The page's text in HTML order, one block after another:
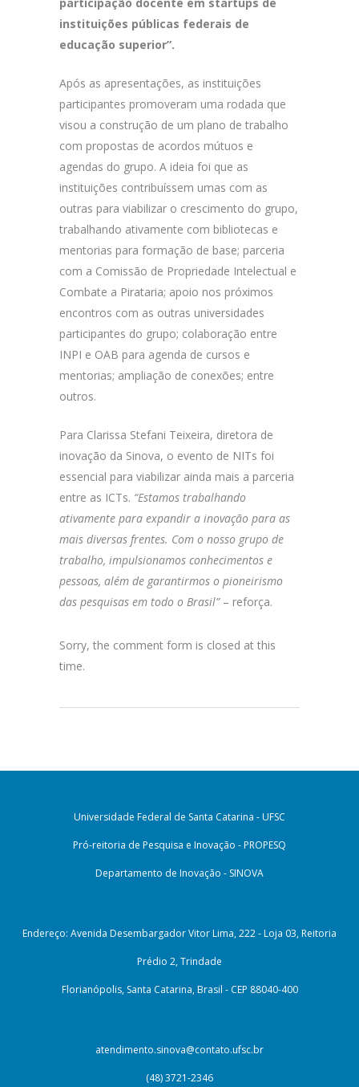
instituições públicas federais de
educação superior”.
Após as apresentações, as instituições
participantes promoveram uma rodada que
visou a construção de um plano de trabalho
com propostas de acordos mútuos e
agendas do grupo. A ideia foi que as
instituições contribuíssem umas com as
outras para viabilizar o crescimento do grupo,
trabalhando ativamente com bibliotecas e
mentorias para formação de base; parceria
com a Comissão de Propriedade Intelectual e
Combate a Pirataria; apoio nos próximos
encontros com as outras universidades
participantes do grupo; colaboração entre
INPI e OAB para agenda de cursos e
mentorias; ampliação de conexões; entre
outros.
Para Clarissa Stefani Teixeira, diretora de
inovação da Sinova, o evento de NITs foi
essencial para viabilizar ainda mais a parceria
entre as ICTs. “Estamos trabalhando
ativamente para expandir a inovação para as
mais diversas frentes. Com o nosso grupo de
trabalho, impulsionamos conhecimentos e
pessoas, além de garantirmos o pioneirismo
das pesquisas em todo o Brasil” – reforça.
Sorry, the comment form is closed at this
time.
Universidade Federal de Santa Catarina - UFSC
Pró-reitoria de Pesquisa e Inovação - PROPESQ
Departamento de Inovação - SINOVA
Endereço: Avenida Desembargador Vitor Lima, 222 - Loja 03, Reitoria
Prédio 2, Trindade
Florianópolis, Santa Catarina, Brasil - CEP 88040-400
atendimento.sinova@contato.ufsc.br
(48) 3721-2346